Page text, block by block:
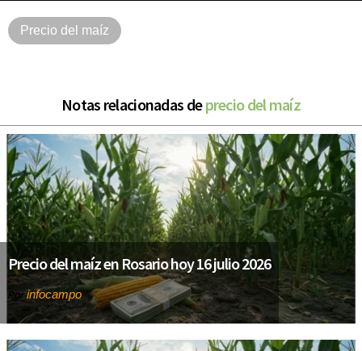
Precio del maíz
Notas relacionadas deprecio del maíz
Precio del maíz en Rosario hoy 16 julio 2026
Porinfocampo